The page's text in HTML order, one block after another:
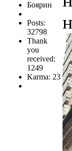
Боярин
Posts:
32798
Thank
you
received:
1249
Karma: 23